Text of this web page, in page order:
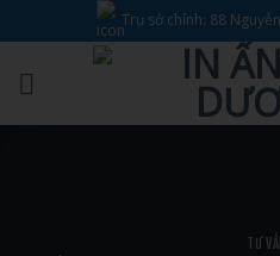
qua
nội
dung
Trụ sở chính: 88
TƯ